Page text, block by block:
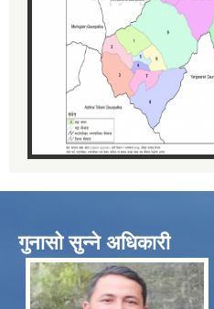
गुनासो सुन्ने अधिकारी